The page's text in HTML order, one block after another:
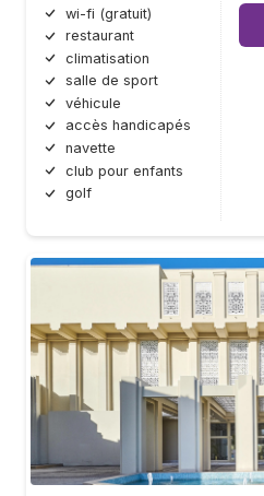
wi-fi (gratuit)
restaurant
climatisation
salle de sport
véhicule
accès handicapés
navette
club pour enfants
golf